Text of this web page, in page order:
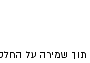
שמירה על